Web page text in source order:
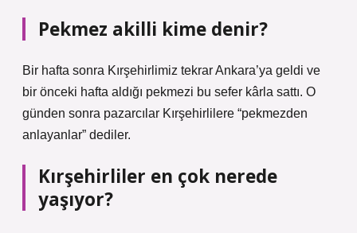
Pekmez akilli kime denir?
Bir hafta sonra Kırşehirlimiz tekrar Ankara’ya geldi ve
bir önceki hafta aldığı pekmezi bu sefer kârla sattı. O
günden sonra pazarcılar Kırşehirlilere “pekmezden
anlayanlar” dediler.
Kırşehirliler en çok nerede
yaşıyor?